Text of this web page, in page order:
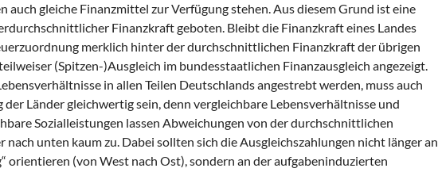
auch gleiche Finanzmittel zur Verfügung stehen. Aus diesem Grund ist eine
Finanzkraft geboten. Bleibt die Finanzkraft eines Landes
merklich hinter der durchschnittlichen Finanzkraft der übrigen
(Spitzen-)Ausgleich im bundesstaatlichen Finanzausgleich angezeigt.
in allen Teilen Deutschlands angestrebt werden, muss auch
Länder gleichwertig sein, denn vergleichbare Lebensverhältnisse und
Sozialleistungen lassen Abweichungen von der durchschnittlichen
nach unten kaum zu. Dabei sollten sich die Ausgleichszahlungen nicht länger an
orientieren (von West nach Ost), sondern an der aufgabeninduzierten